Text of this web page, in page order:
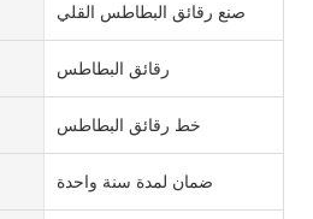
صنع رقائق البطاطس القلي
رقائق البطاطس
خط رقائق البطاطس
ضمان لمدة سنة واحدة